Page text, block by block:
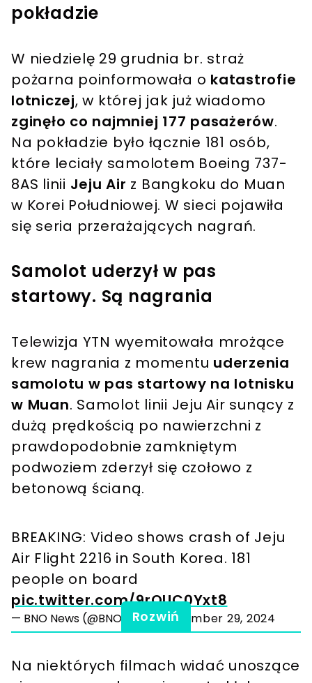
pokładzie
W niedzielę 29 grudnia br. straż
pożarna poinformowała o katastrofie
lotniczej, w której jak już wiadomo
zginęło co najmniej 177 pasażerów.
Na pokładzie było łącznie 181 osób,
które leciały samolotem Boeing 737-
8AS linii Jeju Air z Bangkoku do Muan
w Korei Południowej. W sieci pojawiła
się seria przerażających nagrań.
Samolot uderzył w pas
startowy. Są nagrania
Telewizja YTN wyemitowała mrożące
krew nagrania z momentu uderzenia
samolotu w pas startowy na lotnisku
w Muan. Samolot linii Jeju Air sunący z
dużą prędkością po nawierzchni z
prawdopodobnie zamkniętym
podwoziem zderzył się czołowo z
betonową ścianą.
BREAKING: Video shows crash of Jeju
Air Flight 2216 in South Korea. 181
people on board
pic.twitter.com/9rQUC0Yxt8
— BNO News (@BNONews)December 29, 2024
Rozwiń
Na niektórych filmach widać unoszące